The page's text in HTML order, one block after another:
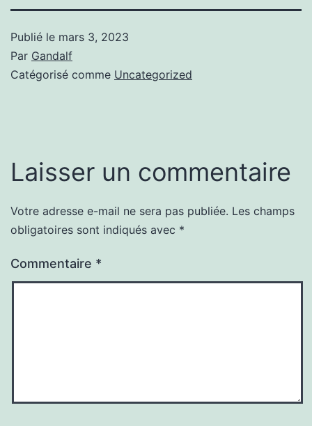
Publié le mars 3, 2023
Par Gandalf
Catégorisé comme Uncategorized
Laisser un commentaire
Votre adresse e-mail ne sera pas publiée. Les champs
obligatoires sont indiqués avec *
Commentaire *